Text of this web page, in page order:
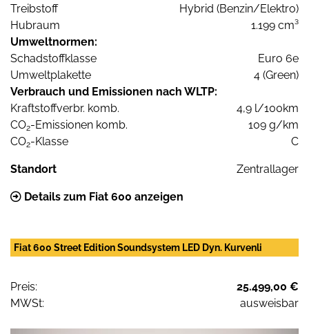
Treibstoff
Hybrid (Benzin/Elektro)
Hubraum
1.199 cm³
Umweltnormen:
Schadstoffklasse
Euro 6e
Umweltplakette
4 (Green)
Verbrauch und Emissionen nach WLTP:
Kraftstoffverbr. komb.
4,9 l/100km
CO2-Emissionen komb.
109 g/km
CO2-Klasse C
Standort Zentrallager
Details zum Fiat 600 anzeigen
Fiat 600 Street Edition Soundsystem LED Dyn. Kurvenli
Preis:
25.499,00 €
MWSt:
ausweisbar